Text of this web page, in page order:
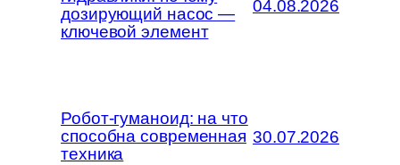
дозирующий насос —
ключевой элемент
04.08.2026
Робот-гуманоид: на что
способна современная
техника
30.07.2026